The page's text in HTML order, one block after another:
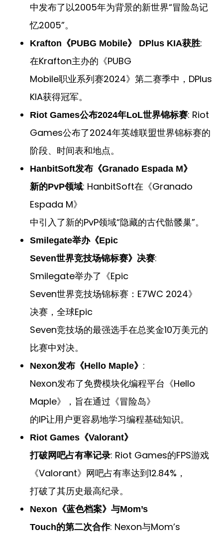
中发布了以2005年为背景的新世界“冒险岛记
忆2005”。
Krafton《PUBG Mobile》 DPlus KIA获胜:
在Krafton主办的《PUBG
Mobile职业系列赛2024》第二赛季中，DPlus
KIA获得冠军。
Riot Games公布2024年LoL世界锦标赛: Riot
Games公布了2024年英雄联盟世界锦标赛的
阶段、时间表和地点。
HanbitSoft发布《Granado Espada M》
新的PvP领域: HanbitSoft在《Granado
Espada M》
中引入了新的PvP领域“隐藏的古代骷髅巢”。
Smilegate举办《Epic
Seven世界竞技场锦标赛》决赛:
Smilegate举办了《Epic
Seven世界竞技场锦标赛：E7WC 2024》
决赛，全球Epic
Seven竞技场的最强选手在总奖金10万美元的
比赛中对决。
Nexon发布《Hello Maple》 :
Nexon发布了免费模块化编程平台《Hello
Maple》，旨在通过《冒险岛》
的IP让用户更容易地学习编程基础知识。
Riot Games《Valorant》
打破网吧占有率记录: Riot Games的FPS游戏
《Valorant》网吧占有率达到12.84%，
打破了其历史最高纪录。
Nexon《蓝色档案》与Mom’s
Touch的第二次合作: Nexon与Mom’s